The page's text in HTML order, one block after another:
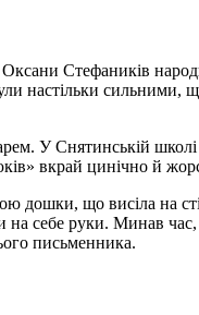
Оксани Стефаників
настільки сильними,
У Снятинській
вкрай цинічно й
дошки, що висіла на
на себе руки. Минав
письменника.